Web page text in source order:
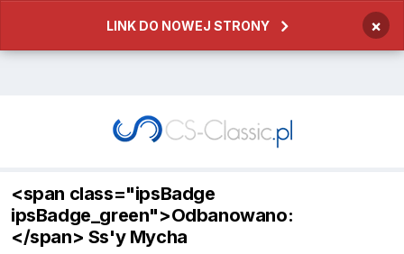
LINK DO NOWEJ STRONY ×
<span class="ipsBadge
ipsBadge_green">Odbanowano:
</span> Ss'y Mycha